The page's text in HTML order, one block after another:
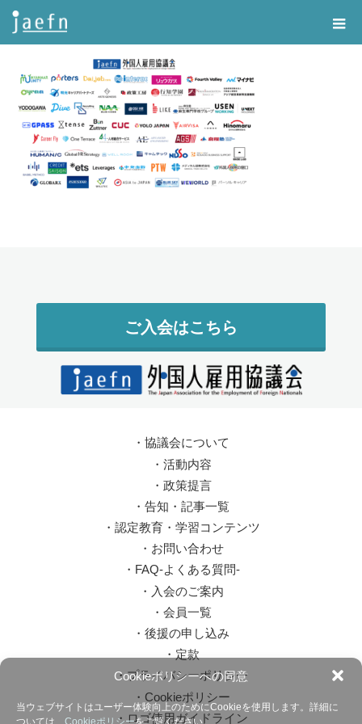
Cookieポリシーへの同意
当ウェブサイトはユーザー体験向上のためにCookieを使用します。詳細に
ついては、 Cookieポリシーをご覧ください。
スクリーンショット 2025-02-28 11.27.47
ご入会はこちら
・ 協議会について
・ 活動内容
・ 政策提言
・ 告知・記事一覧
・ 認定教育・学習コンテンツ
・ お問い合わせ
・ FAQ-よくある質問-
・ 入会のご案内
・ 会員一覧
・ 後援の申し込み
・ 定款
・プライバシーポリシー
・ Cookieポリシー
・ロゴ使用ガイドライン